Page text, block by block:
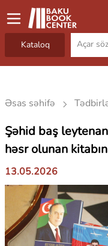
Kataloq
Əsas səhifə
Şəhid baş
həsr olunan
13.05.2026